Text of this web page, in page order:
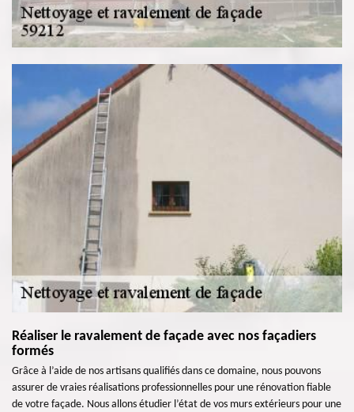
Réaliser le ravalement de façade avec nos façadiers
formés
Grâce à l’aide de nos artisans qualifiés dans ce domaine, nous pouvons
assurer de vraies réalisations professionnelles pour une rénovation fiable
de votre façade. Nous allons étudier l’état de vos murs extérieurs pour une